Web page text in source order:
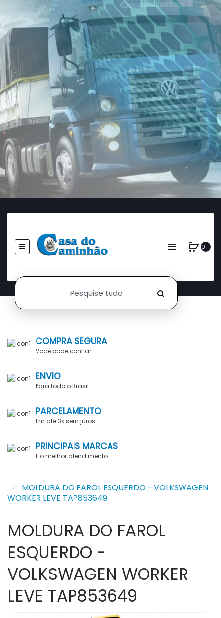
0 -
COMPRA SEGURA
Você pode confiar
ENVIO
Para todo o Brasil
PARCELAMENTO
Em até 3x sem juros
PRINCIPAIS MARCAS
E o melhor atendimento
MOLDURA DO FAROL ESQUERDO - VOLKSWAGEN
WORKER LEVE TAP853649
MOLDURA DO FAROL
ESQUERDO -
VOLKSWAGEN WORKER
LEVE TAP853649